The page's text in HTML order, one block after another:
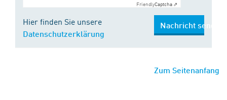
FriendlyCaptcha ⇗
Hier finden Sie unsere
Datenschutzerklärung
Nachricht senden
Zum Seitenanfang